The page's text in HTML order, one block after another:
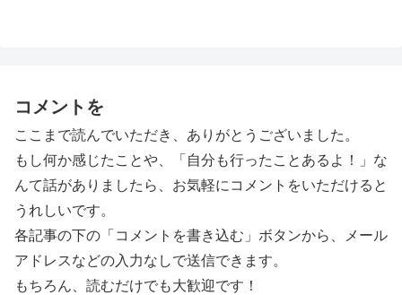
コメントを
ここまで読んでいただき、ありがとうございました。
もし何か感じたことや、「自分も行ったことあるよ！」な
んて話がありましたら、お気軽にコメントをいただけると
うれしいです。
各記事の下の「コメントを書き込む」ボタンから、メール
アドレスなどの入力なしで送信できます。
もちろん、読むだけでも大歓迎です！